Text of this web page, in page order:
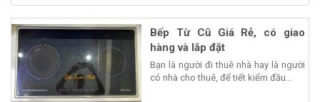
Bếp Từ Cũ Giá Rẻ, có giao
hàng và lắp đặt
Bạn là người đi thuê nhà hay là người
có nhà cho thuê, để tiết kiểm đầu...